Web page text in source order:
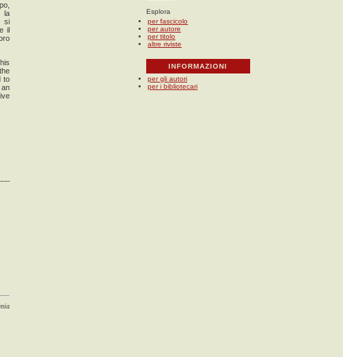
Esplora
per fascicolo
per autore
per titolo
altre riviste
INFORMAZIONI
per gli autori
per i bibliotecari
la
si
il
to